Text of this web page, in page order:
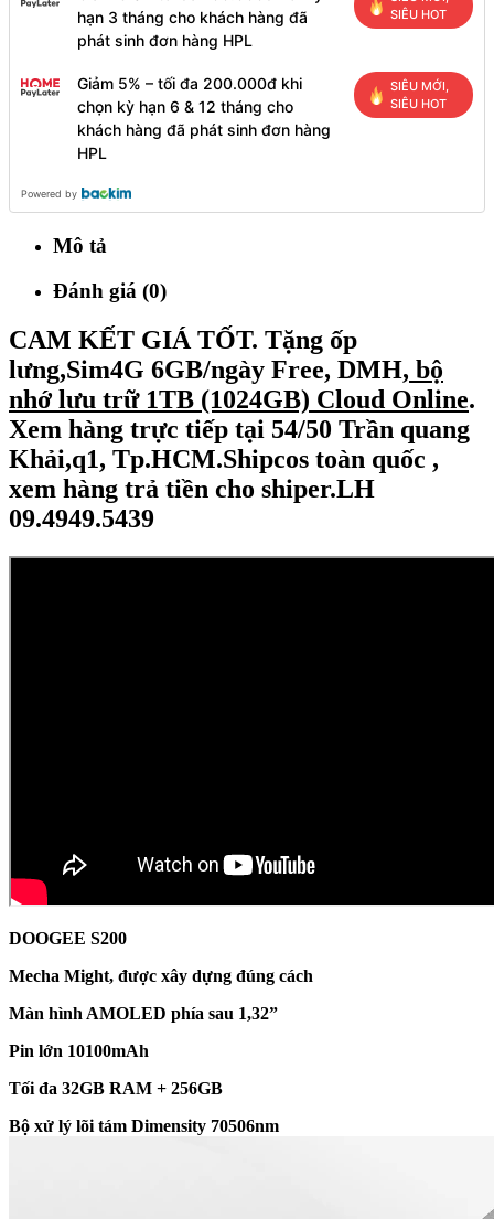
hạn 3 tháng cho khách hàng đã
phát sinh đơn hàng HPL
SIÊU HOT
Giảm 5% – tối đa 200.000đ khi
chọn kỳ hạn 6 & 12 tháng cho
khách hàng đã phát sinh đơn hàng
HPL
SIÊU MỚI,
SIÊU HOT
Powered by
Mô tả
Đánh giá (0)
CAM KẾT GIÁ TỐT. Tặng ốp
lưng,Sim4G 6GB/ngày Free, DMH, bộ
nhớ lưu trữ 1TB (1024GB) Cloud Online.
Xem hàng trực tiếp tại 54/50 Trần quang
Khải,q1, Tp.HCM.Shipcos toàn quốc ,
xem hàng trả tiền cho shiper.LH
09.4949.5439
DOOGEE S200
Mecha Might, được xây dựng đúng cách
Màn hình AMOLED phía sau 1,32”
Pin lớn 10100mAh
Tối đa 32GB RAM + 256GB
Bộ xử lý lõi tám Dimensity 70506nm